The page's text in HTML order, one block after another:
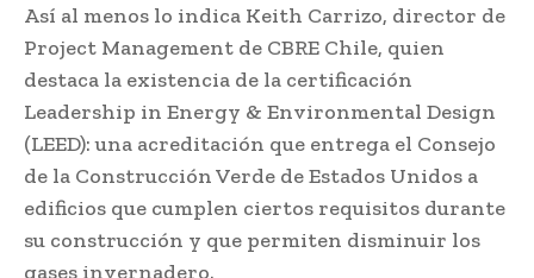
Así al menos lo indica Keith Carrizo, director de
Project Management de CBRE Chile, quien
destaca la existencia de la certificación
Leadership in Energy & Environmental Design
(LEED): una acreditación que entrega el Consejo
de la Construcción Verde de Estados Unidos a
edificios que cumplen ciertos requisitos durante
su construcción y que permiten disminuir los
gases invernadero.